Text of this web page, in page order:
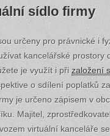
sídlo firmy
určeny pro právnické i
kancelářské prostory
je využít i při založení
o sdílení poplatků
je určeno zápisem v
Majitel,
virtuální kanceláře